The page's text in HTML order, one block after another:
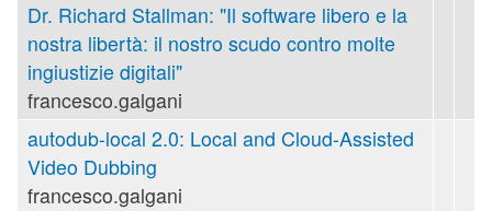
Dr. Richard Stallman: "Il software libero e la
nostra libertà: il nostro scudo contro molte
ingiustizie digitali"
francesco.galgani
autodub-local 2.0: Local and Cloud-Assisted
Video Dubbing
francesco.galgani